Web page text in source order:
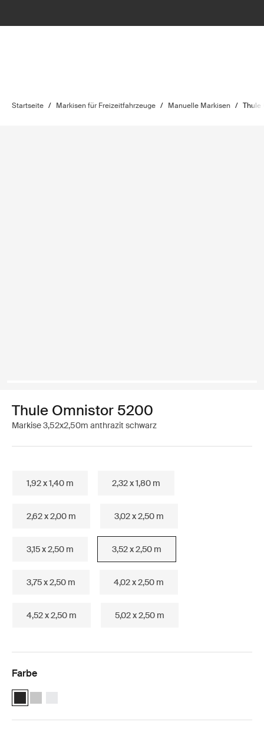
Startseite / Markisen für Freizeitfahrzeuge / Manuelle Markisen / Thule
Thule Omnistor 5200
Markise 3,52x2,50m anthrazit schwarz
1,92 x 1,40 m 2,32 x 1,80 m
2,62 x 2,00 m 3,02 x 2,50 m
3,15 x 2,50 m 3,52 x 2,50 m
3,75 x 2,50 m 4,02 x 2,50 m
4,52 x 2,50 m 5,02 x 2,50 m
Farbe
Thule Omnistor 5200 (3.52x2.50) Anthrazit (selected)
Thule Omnistor 5200 (3.52x2.50) Eloxiert